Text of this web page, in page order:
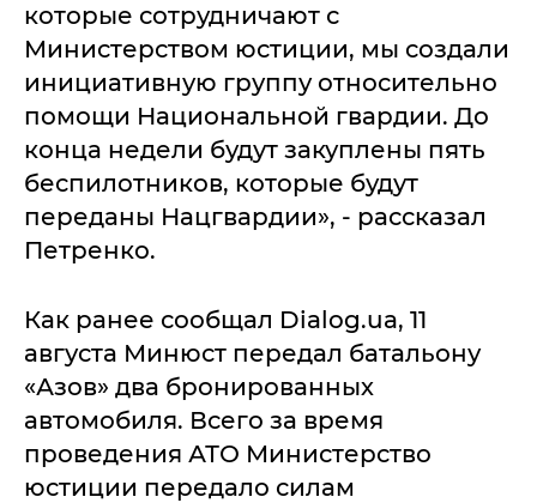
которые сотрудничают с
Министерством юстиции, мы создали
инициативную группу относительно
помощи Национальной гвардии. До
конца недели будут закуплены пять
беспилотников, которые будут
переданы Нацгвардии», - рассказал
Петренко.
Как ранее сообщал Dialog.ua, 11
августа Минюст передал батальону
«Азов» два бронированных
автомобиля. Всего за время
проведения АТО Министерство
юстиции передало силам